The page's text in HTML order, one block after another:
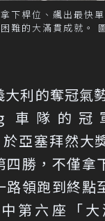
下桿位、飆出最快
難的大滿貫成就。
大利的奪冠氣
車隊的
於亞塞拜然大
四勝，不僅拿
路領跑到終點
第六座「